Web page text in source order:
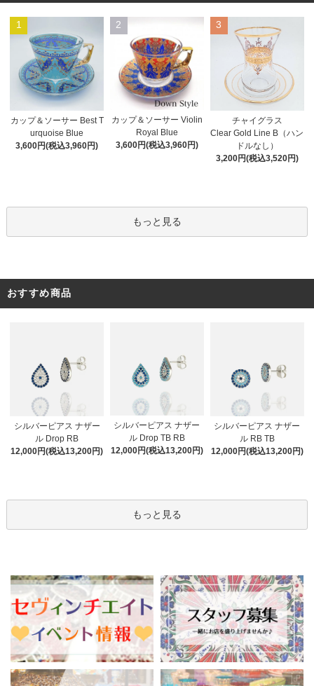
1
カップ＆ソーサー Best T
urquoise Blue
3,600円(税込3,960円)
2
カップ＆ソーサー Violin
Royal Blue
3,600円(税込3,960円)
3
チャイグラス
Clear Gold Line B（ハン
ドルなし）
3,200円(税込3,520円)
もっと見る
おすすめ商品
シルバーピアス ナザー
ル Drop RB
12,000円(税込13,200円)
シルバーピアス ナザー
ル Drop TB RB
12,000円(税込13,200円)
シルバーピアス ナザー
ル RB TB
12,000円(税込13,200円)
もっと見る